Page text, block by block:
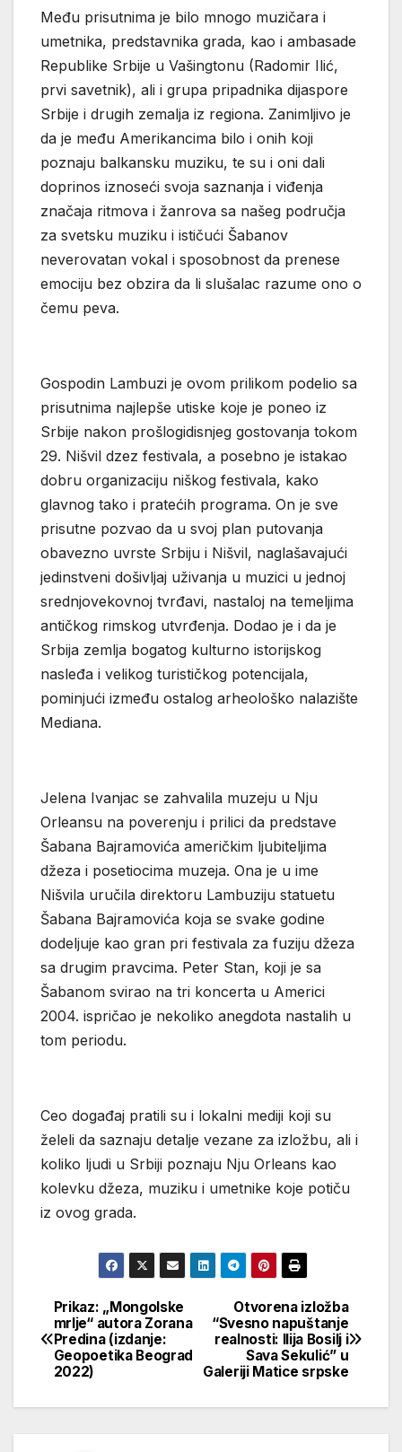
Među prisutnima je bilo mnogo muzičara i
umetnika, predstavnika grada, kao i ambasade
Republike Srbije u Vašingtonu (Radomir Ilić,
prvi savetnik), ali i grupa pripadnika dijaspore
Srbije i drugih zemalja iz regiona. Zanimljivo je
da je među Amerikancima bilo i onih koji
poznaju balkansku muziku, te su i oni dali
doprinos iznoseći svoja saznanja i viđenja
značaja ritmova i žanrova sa našeg područja
za svetsku muziku i ističući Šabanov
neverovatan vokal i sposobnost da prenese
emociju bez obzira da li slušalac razume ono o
čemu peva.
Gospodin Lambuzi je ovom prilikom podelio sa
prisutnima najlepše utiske koje je poneo iz
Srbije nakon prošlogidisnjeg gostovanja tokom
29. Nišvil dzez festivala, a posebno je istakao
dobru organizaciju niškog festivala, kako
glavnog tako i pratećih programa. On je sve
prisutne pozvao da u svoj plan putovanja
obavezno uvrste Srbiju i Nišvil, naglašavajući
jedinstveni došivljaj uživanja u muzici u jednoj
srednjovekovnoj tvrđavi, nastaloj na temeljima
antičkog rimskog utvrđenja. Dodao je i da je
Srbija zemlja bogatog kulturno istorijskog
nasleđa i velikog turističkog potencijala,
pominjući između ostalog arheološko nalazište
Mediana.
Jelena Ivanjac se zahvalila muzeju u Nju
Orleansu na poverenju i prilici da predstave
Šabana Bajramovića američkim ljubiteljima
džeza i posetiocima muzeja. Ona je u ime
Nišvila uručila direktoru Lambuziju statuetu
Šabana Bajramovića koja se svake godine
dodeljuje kao gran pri festivala za fuziju džeza
sa drugim pravcima. Peter Stan, koji je sa
Šabanom svirao na tri koncerta u Americi
2004. ispričao je nekoliko anegdota nastalih u
tom periodu.
Ceo događaj pratili su i lokalni mediji koji su
želeli da saznaju detalje vezane za izložbu, ali i
koliko ljudi u Srbiji poznaju Nju Orleans kao
kolevku džeza, muziku i umetnike koje potiču
iz ovog grada.
Кретање
чланка
Otvorena izložba
“Svesno napuštanje
realnosti: Ilija Bosilj i
Sava Sekulić” u
Galeriji Matice srpske
Prikaz: „Mongolske
mrlje“ autora Zorana
Predina (izdanje:
Geopoetika Beograd
2022)